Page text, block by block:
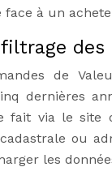
face à un
des
de
dernières
fait via le
ou
les